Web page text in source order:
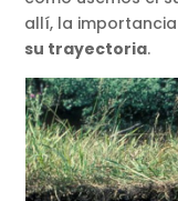
allí, la
su trayectoria.